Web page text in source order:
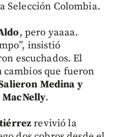
Selección Colombia.
, pero yaaaa.
insistió
escuchados. El
cambios que fueron
Medina y
.
revivió la